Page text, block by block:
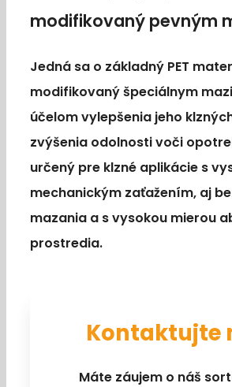
modifikovaný pevným
Jedná sa o základný PET
modifikovaný špeciálnym
účelom vylepšenia jeho
zvýšenia odolnosti voči
určený pre klzné aplikácie s
mechanickým zaťažením, aj
mazania a s vysokou mierou
prostredia.
Kontaktujte
Máte záujem o náš